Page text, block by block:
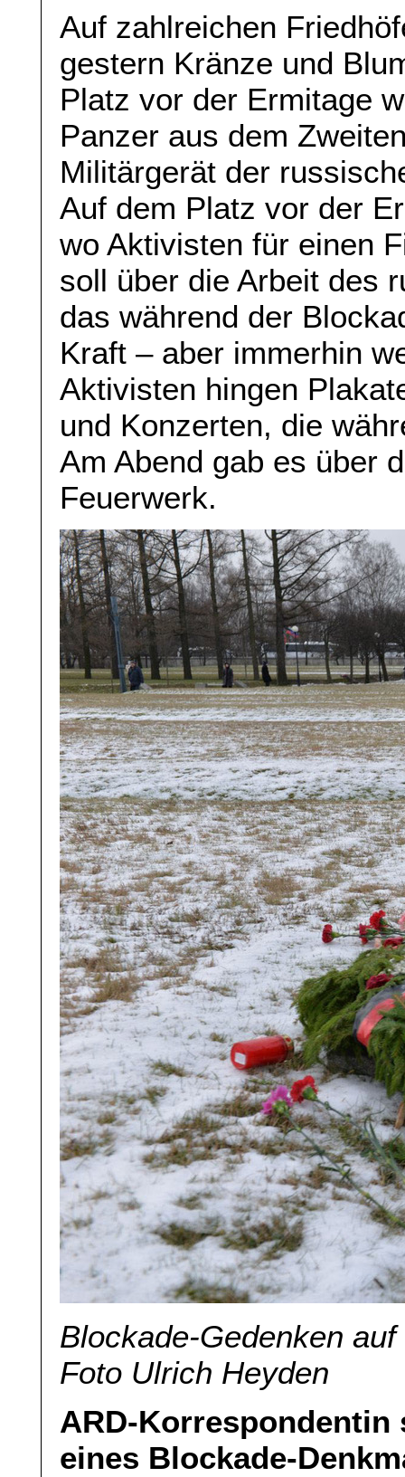
Auf zahlreichen
gestern Kränze und
Platz vor der Ermitage
Panzer aus dem
Militärgerät der
Auf dem Platz vor der
wo Aktivisten für einen
soll über die Arbeit des
das während der
Kraft – aber immerhin
Aktivisten hingen
und Konzerten, die
Am Abend gab es über
Feuerwerk.
Blockade-Gedenken
Foto Ulrich Heyden
ARD-
eines Blockade-